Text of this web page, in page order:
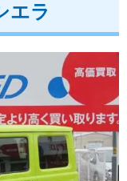
エラ